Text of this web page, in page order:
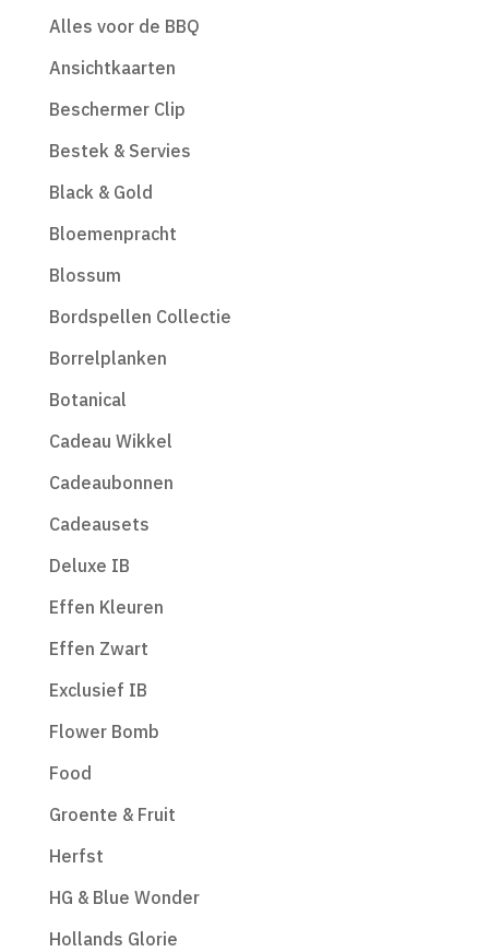
Alles voor de BBQ
Ansichtkaarten
Beschermer Clip
Bestek & Servies
Black & Gold
Bloemenpracht
Blossum
Bordspellen Collectie
Borrelplanken
Botanical
Cadeau Wikkel
Cadeaubonnen
Cadeausets
Deluxe IB
Effen Kleuren
Effen Zwart
Exclusief IB
Flower Bomb
Food
Groente & Fruit
Herfst
HG & Blue Wonder
Hollands Glorie